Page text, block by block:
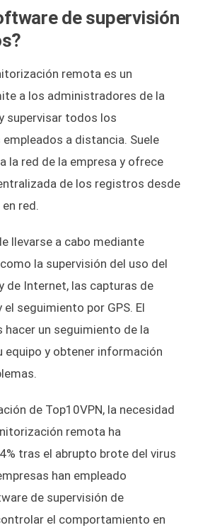
de supervisión
remota es un
a los administradores de la
supervisar todos los
a distancia. Suele
la red de la empresa y ofrece
de los registros desde
red.
llevarse a cabo mediante
la supervisión del uso del
de Internet, las capturas de
el seguimiento por GPS. El
hacer un seguimiento de la
equipo y obtener información
de Top10VPN, la necesidad
remota ha
tras el abrupto brote del virus
han empleado
de supervisión de
el comportamiento en